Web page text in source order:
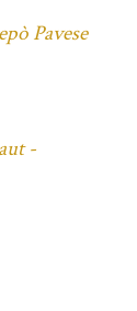
Pavese
-